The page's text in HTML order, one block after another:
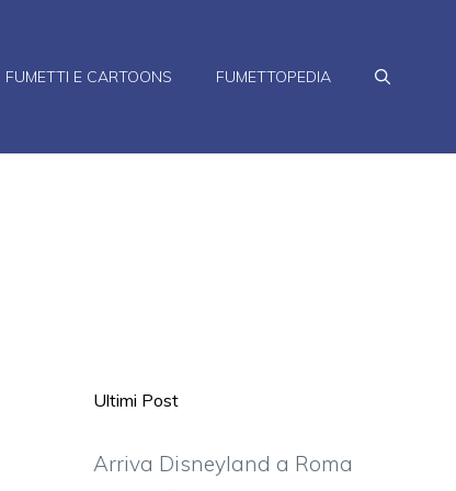
FUMETTI E CARTOONS FUMETTOPEDIA
Ultimi Post
Arriva Disneyland a Roma